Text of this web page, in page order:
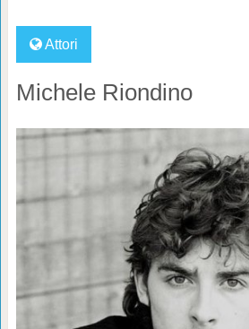
Attori
Michele Riondino